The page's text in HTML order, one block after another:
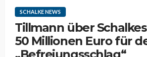
SCHALKE NEWS
Tillmann über
50 Millionen Euro für